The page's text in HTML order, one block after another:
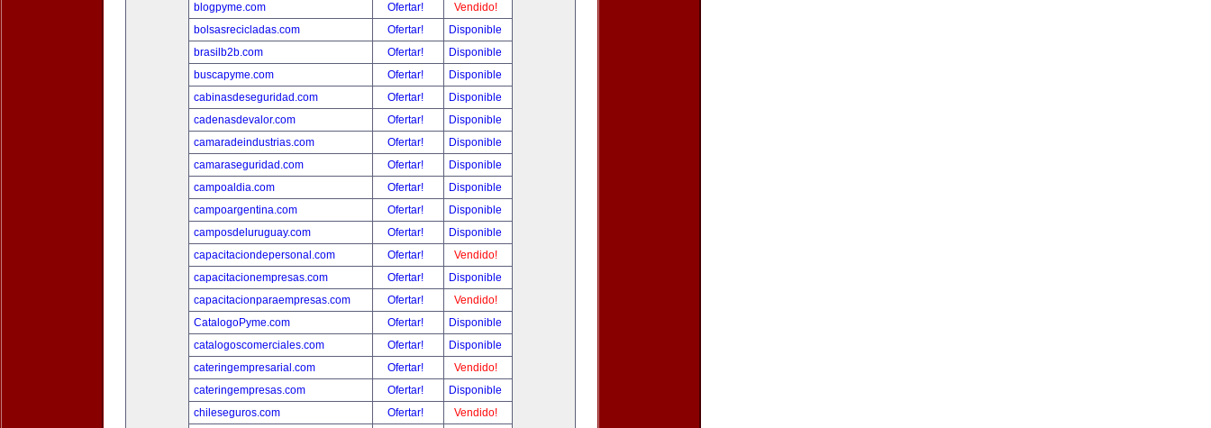
blogpyme.com
Ofertar!
Vendido!
bolsasrecicladas.com
Ofertar!
Disponible
brasilb2b.com
Ofertar!
Disponible
buscapyme.com
Ofertar!
Disponible
cabinasdeseguridad.com
Ofertar!
Disponible
cadenasdevalor.com
Ofertar!
Disponible
camaradeindustrias.com
Ofertar!
Disponible
camaraseguridad.com
Ofertar!
Disponible
campoaldia.com
Ofertar!
Disponible
campoargentina.com
Ofertar!
Disponible
camposdeluruguay.com
Ofertar!
Disponible
capacitaciondepersonal.com
Ofertar!
Vendido!
capacitacionempresas.com
Ofertar!
Disponible
capacitacionparaempresas.com
Ofertar!
Vendido!
CatalogoPyme.com
Ofertar!
Disponible
catalogoscomerciales.com
Ofertar!
Disponible
cateringempresarial.com
Ofertar!
Vendido!
cateringempresas.com
Ofertar!
Disponible
chileseguros.com
Ofertar!
Vendido!